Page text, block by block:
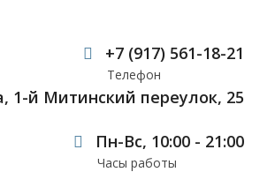
+7 (917) 561-18-21
Телефон
1-й Митинский переулок, 25
Пн-Вс, 10:00 - 21:00
Часы работы
умнее и
Автозвук> Автозвук лета
и музыкальнее